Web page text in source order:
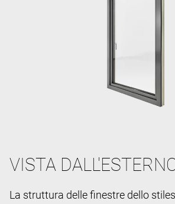
VISTA
La struttura delle finestre dello stile